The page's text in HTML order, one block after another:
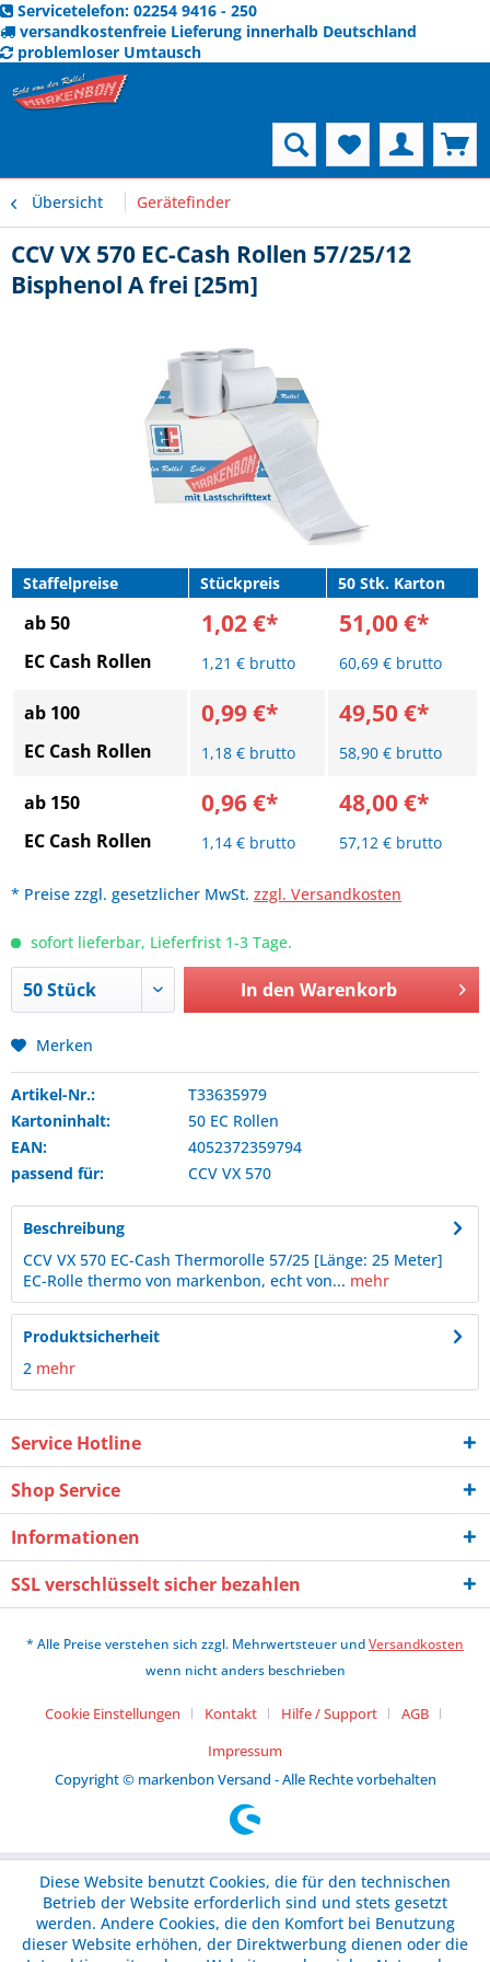
Servicetelefon: 02254 9416 - 250
versandkostenfreie Lieferung innerhalb Deutschland
problemloser Umtausch
Übersicht Gerätefinder
CCV VX 570 EC-Cash Rollen 57/25/12
Bisphenol A frei [25m]
Staffelpreise Stückpreis 50 Stk. Karton
ab 50
EC Cash Rollen
1,02 €*
1,21 € brutto
51,00 €*
60,69 € brutto
ab 100
EC Cash Rollen
0,99 €*
1,18 € brutto
49,50 €*
58,90 € brutto
ab 150
EC Cash Rollen
0,96 €*
1,14 € brutto
48,00 €*
57,12 € brutto
* Preise zzgl. gesetzlicher MwSt. zzgl. Versandkosten
sofort lieferbar, Lieferfrist 1-3 Tage.
In den Warenkorb
Merken
Artikel-Nr.:
T33635979
Kartoninhalt:
50 EC Rollen
EAN:
4052372359794
passend für:
CCV VX 570
Beschreibung
CCV VX 570 EC-Cash Thermorolle 57/25 [Länge: 25 Meter]
EC-Rolle thermo von markenbon, echt von... mehr
Produktsicherheit
2 mehr
Service Hotline
Shop Service
Informationen
SSL verschlüsselt sicher bezahlen
* Alle Preise verstehen sich zzgl. Mehrwertsteuer undVersandkosten
wenn nicht anders beschrieben
Cookie Einstellungen Kontakt Hilfe / Support
AGB
Impressum
Copyright © markenbon Versand - Alle Rechte vorbehalten
Diese Website benutzt Cookies, die für den technischen
Betrieb der Website erforderlich sind und stets gesetzt
werden. Andere Cookies, die den Komfort bei Benutzung
dieser Website erhöhen, der Direktwerbung dienen oder die